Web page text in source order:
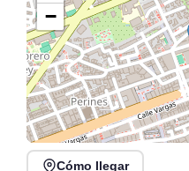
−
Cómo llegar